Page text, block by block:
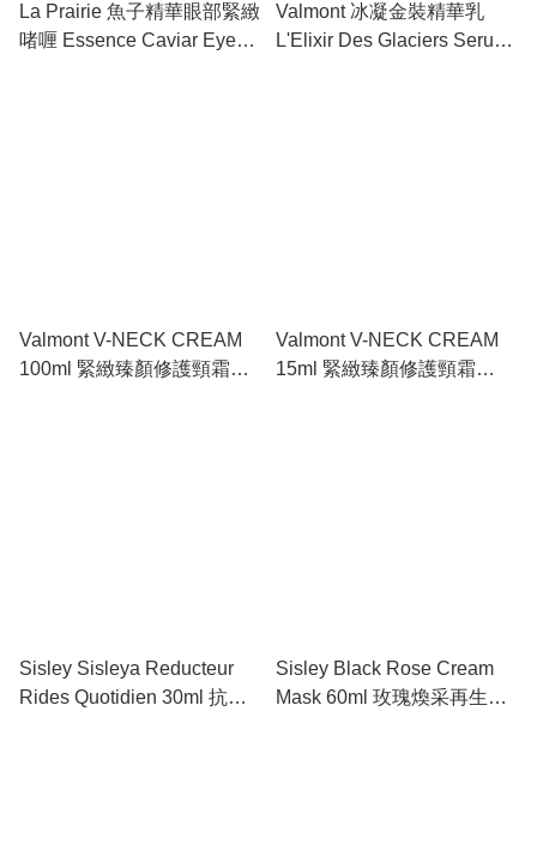
La Prairie 魚子精華眼部緊緻
啫喱 Essence Caviar Eye
Valmont 冰凝金裝精華乳
L'Elixir Des Glaciers Serum
Valmont V-NECK CREAM
100ml 緊緻臻顏修護頸霜
Valmont V-NECK CREAM
15ml 緊緻臻顏修護頸霜
Sisley Sisleya Reducteur
Rides Quotidien 30ml 抗皺
Sisley Black Rose Cream
Mask 60ml 玫瑰煥采再生面